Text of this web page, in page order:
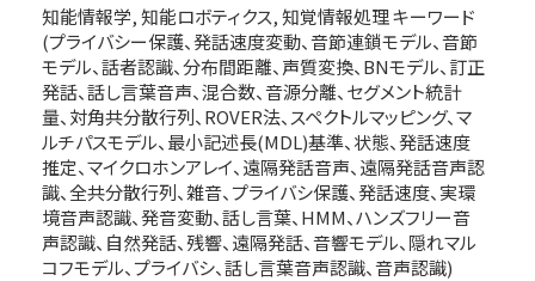
知能情報学, 知能ロボティクス, 知覚情報処理 キーワード
(プライバシー保護、発話速度変動、音節連鎖モデル、音節
モデル、話者認識、分布間距離、声質変換、BNモデル、訂正
発話、話し言葉音声、混合数、音源分離、セグメント統計
量、対角共分散行列、ROVER法、スペクトルマッピング、マ
ルチパスモデル、最小記述長(MDL)基準、状態、発話速度
推定、マイクロホンアレイ、遠隔発話音声、遠隔発話音声認
識、全共分散行列、雑音、プライバシ保護、発話速度、実環
境音声認識、発音変動、話し言葉、HMM、ハンズフリー音
声認識、自然発話、残響、遠隔発話、音響モデル、隠れマル
コフモデル、プライバシ、話し言葉音声認識、音声認識)